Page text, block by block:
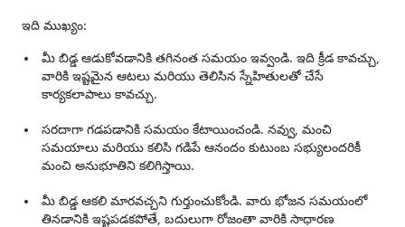
ఇది ముఖ్యం:
మీ బిడ్డ ఆడుకోవడానికి తగినంత సమయం ఇవ్వండి. ఇది క్రీడ కావచ్చు,
వారికి ఇష్టమైన ఆటలు మరియు తెలిసిన స్నేహితులతో చేసే
కార్యకలాపాలు కావచ్చు.
సరదాగా గడపడానికి సమయం కేటాయించండి. నవ్వు, మంచి
సమయాలు మరియు కలిసి గడిపే ఆనందం కుటుంబ సభ్యులందరికీ
మంచి అనుభూతిని కలిగిస్తాయి.
మీ బిడ్డ ఆకలి మారవచ్చని గుర్తుంచుకోండి. వారు భోజన సమయంలో
తినడానికి ఇష్టపడకపోతే, బదులుగా రోజంతా వారికి సాధారణ